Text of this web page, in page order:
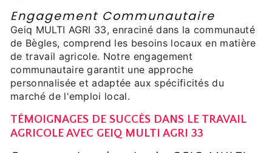
Engagement Communautaire
Geiq MULTI AGRI 33, enraciné dans la communauté
de Bègles, comprend les besoins locaux en matière
de travail agricole. Notre engagement
communautaire garantit une approche
personnalisée et adaptée aux spécificités du
marché de l'emploi local.
TÉMOIGNAGES DE SUCCÈS DANS LE TRAVAIL
AGRICOLE AVEC GEIQ MULTI AGRI 33